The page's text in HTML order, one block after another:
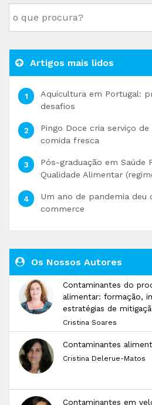
Artigos mais lidos
Aquicultura em Portugal:
desafios
Pingo Doce cria serviço
comida fresca
Pós-graduação em Saúde
Qualidade Alimentar
Um ano de pandemia deu
commerce
Os Nossos Autores
Contaminantes do
alimentar: formação,
estratégias de
Cristina Soares
Contaminantes
Cristina Delerue-Matos
Contaminantes em